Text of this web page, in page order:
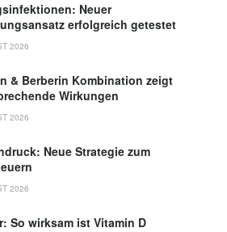
Neuer
erfolgreich getestet
2026
& Berberin Kombination zeigt
Wirkungen
2026
Neue Strategie zum
2026
So wirksam ist Vitamin D